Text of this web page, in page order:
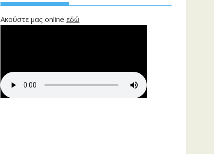
Ακούστε μας online εδώ